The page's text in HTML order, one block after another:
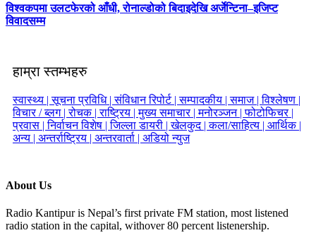
विश्वकपमा उलटफेरको आँधी, रोनाल्डोको बिदाइदेखि अर्जेन्टिना–इजिप्ट
विवादसम्म
हाम्रा स्तम्भहरु
स्वास्थ्य |सूचना प्रविधि |संविधान रिपोर्ट |सम्पादकीय |समाज |विश्लेषण |
विचार / ब्लग |रोचक |राष्ट्रिय |मुख्य समाचार |मनोरञ्जन |फोटोफिचर |
प्रवास |निर्वाचन विशेष |जिल्ला डायरी |खेलकुद |कला/साहित्य | आर्थिक |
अन्य | अन्तर्राष्ट्रिय | अन्तरवार्ता | अडियो न्युज
About Us
Radio Kantipur is Nepal’s first private FM station, most listened
radio station in the capital, withover 80 percent listenership.